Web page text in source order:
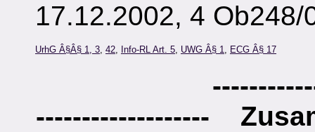
17.12.2002, 4 Ob248/
UrhG Â§Â§ 1, 3 42 Info-RL Art. 5 UWG Â§ 1 ECG Â§ 17
-------------------